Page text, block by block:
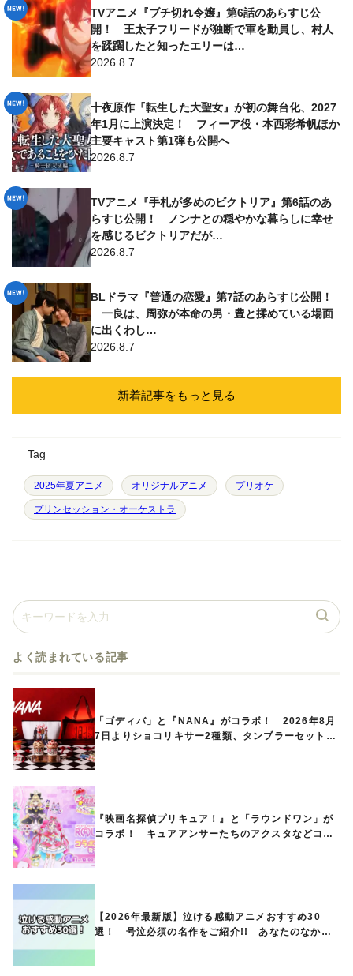
TVアニメ『ブチ切れ令嬢』第6話のあらすじ公
開！ 王太子フリードが独断で軍を動員し、村人
を蹂躙したと知ったエリーは…
2026.8.7
十夜原作『転生した大聖女』が初の舞台化、2027
年1月に上演決定！ フィーア役・本西彩希帆ほか
主要キャスト第1弾も公開へ
2026.8.7
TVアニメ『手札が多めのビクトリア』第6話のあ
らすじ公開！ ノンナとの穏やかな暮らしに幸せ
を感じるビクトリアだが…
2026.8.7
BLドラマ『普通の恋愛』第7話のあらすじ公開！
一良は、周弥が本命の男・豊と揉めている場面
に出くわし…
2026.8.7
新着記事をもっと見る
Tag
2025年夏アニメ オリジナルアニメ プリオケ
プリンセッション・オーケストラ
よく読まれている記事
「ゴディバ」と『NANA』がコラボ！ 2026年8月
7日よりショコリキサー2種類、タンブラーセットな
『映画名探偵プリキュア！』と「ラウンドワン」が
コラボ！ キュアアンサーたちのアクスタなどコラ
【2026年最新版】泣ける感動アニメおすすめ30
選！ 号泣必須の名作をご紹介!! あなたのなかの